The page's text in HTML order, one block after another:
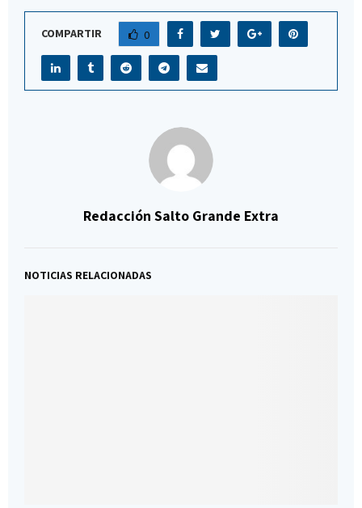
COMPARTIR 0
Redacción Salto Grande Extra
NOTICIAS RELACIONADAS